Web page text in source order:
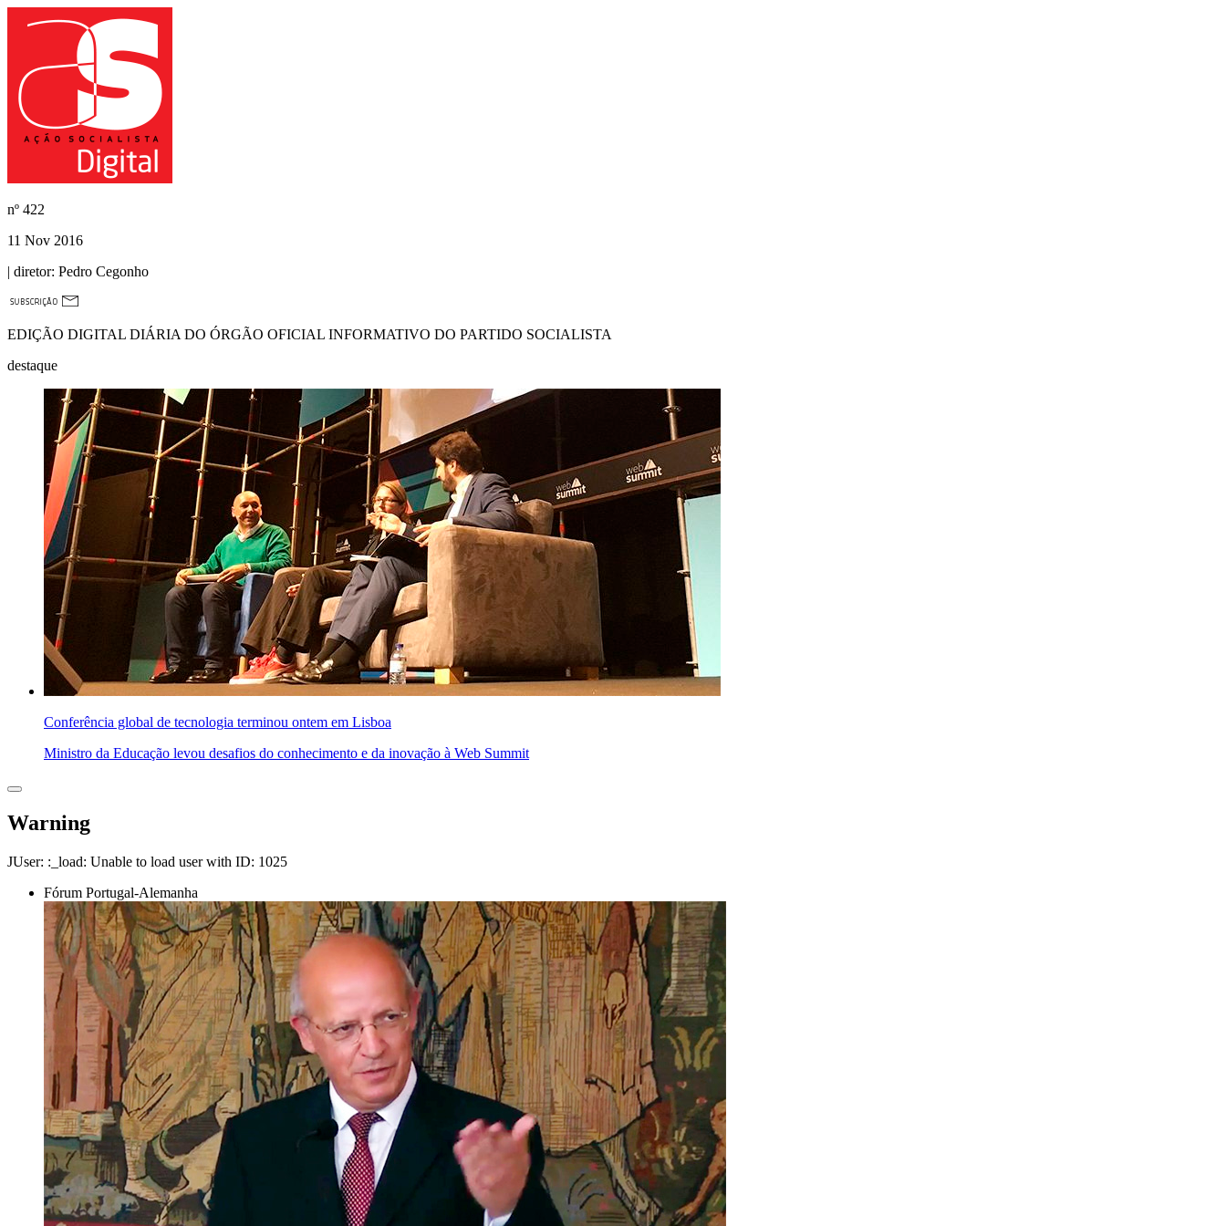
nº 422
11 Nov 2016
| diretor: Pedro Cegonho
EDIÇÃO DIGITAL DIÁRIA DO ÓRGÃO OFICIAL INFORMATIVO DO PARTIDO SOCIALISTA
destaque
Conferência global de tecnologia terminou ontem em Lisboa
Ministro da Educação levou desafios do conhecimento e da inovação à Web Summit
Warning
JUser: :_load: Unable to load user with ID: 1025
Fórum Portugal-Alemanha